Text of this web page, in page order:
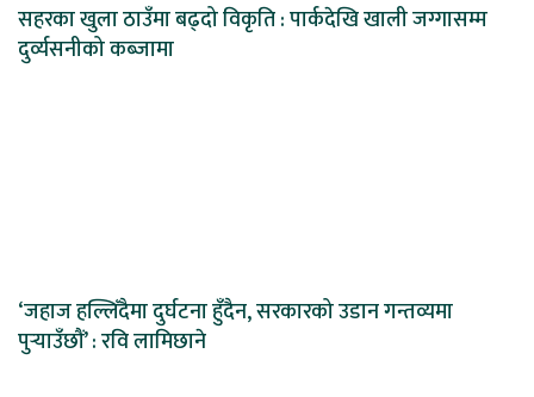
सहरका खुला ठाउँमा बढ्दो विकृति : पार्कदेखि खाली जग्गासम्म
दुर्व्यसनीको कब्जामा
‘जहाज हल्लिँदैमा दुर्घटना हुँदैन, सरकारको उडान गन्तव्यमा
पुर्‍याउँछौं’ : रवि लामिछाने